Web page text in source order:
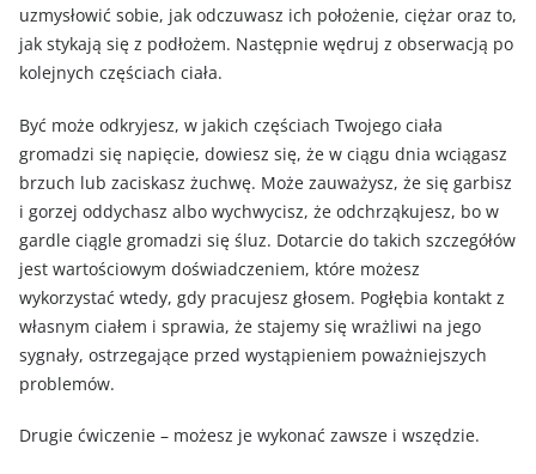
uzmysłowić sobie, jak odczuwasz ich położenie, ciężar oraz to,
jak stykają się z podłożem. Następnie wędruj z obserwacją po
kolejnych częściach ciała.
Być może odkryjesz, w jakich częściach Twojego ciała
gromadzi się napięcie, dowiesz się, że w ciągu dnia wciągasz
brzuch lub zaciskasz żuchwę. Może zauważysz, że się garbisz
i gorzej oddychasz albo wychwycisz, że odchrząkujesz, bo w
gardle ciągle gromadzi się śluz. Dotarcie do takich szczegółów
jest wartościowym doświadczeniem, które możesz
wykorzystać wtedy, gdy pracujesz głosem. Pogłębia kontakt z
własnym ciałem i sprawia, że stajemy się wrażliwi na jego
sygnały, ostrzegające przed wystąpieniem poważniejszych
problemów.
Drugie ćwiczenie – możesz je wykonać zawsze i wszędzie.